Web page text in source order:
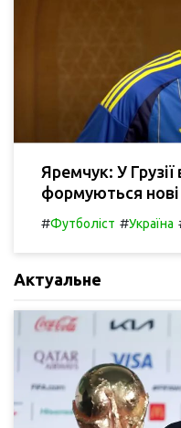
Яремчук: У
формуються
#Футболіст #Україна
Актуальне